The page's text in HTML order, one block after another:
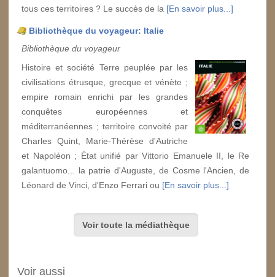
tous ces territoires ? Le succès de la [En savoir plus...]
Bibliothèque du voyageur: Italie
Bibliothèque du voyageur
Histoire et société Terre peuplée par les
civilisations étrusque, grecque et vénète ;
empire romain enrichi par les grandes
conquêtes européennes et
méditerranéennes ; territoire convoité par
Charles Quint, Marie-Thérèse d'Autriche
et Napoléon ; État unifié par Vittorio Emanuele II, le Re
galantuomo... la patrie d'Auguste, de Cosme l'Ancien, de
Léonard de Vinci, d'Enzo Ferrari ou [En savoir plus...]
Voir toute la médiathèque
Voir aussi